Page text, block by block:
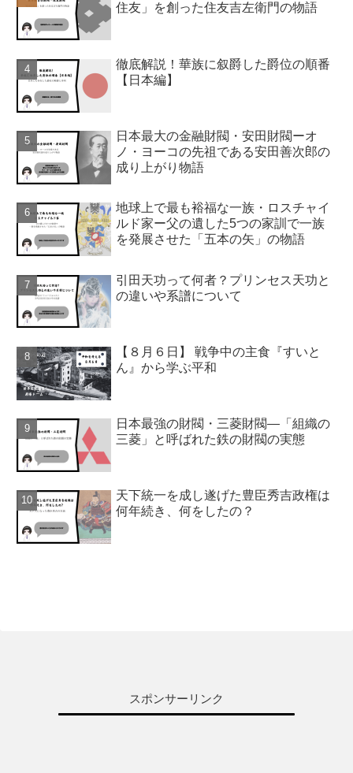
住友」を創った住友吉左衛門の物語
徹底解説！華族に叙爵した爵位の順番
【日本編】
日本最大の金融財閥・安田財閥ーオ
ノ・ヨーコの先祖である安田善次郎の
成り上がり物語
地球上で最も裕福な一族・ロスチャイ
ルド家ー父の遺した5つの家訓で一族
を発展させた「五本の矢」の物語
引田天功って何者？プリンセス天功と
の違いや系譜について
【８月６日】 戦争中の主食『すいと
ん』から学ぶ平和
日本最強の財閥・三菱財閥―「組織の
三菱」と呼ばれた鉄の財閥の実態
天下統一を成し遂げた豊臣秀吉政権は
何年続き、何をしたの？
スポンサーリンク